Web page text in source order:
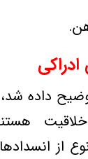
داده شد،
از